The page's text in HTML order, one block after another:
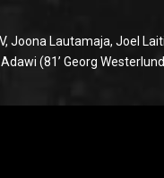
Joona Lautamaja, Joel
(81’ Georg